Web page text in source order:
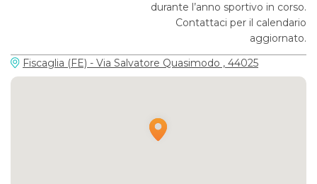
durante l’anno sportivo in corso.
Contattaci per il calendario
aggiornato.
Fiscaglia (FE) - Via Salvatore Quasimodo , 44025